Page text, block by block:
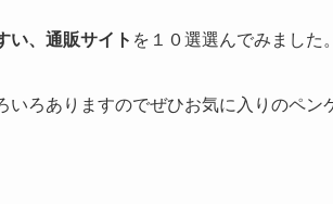
い、通販サイト を１０選選んでみました。
ろありますのでぜひお気に入りのペン